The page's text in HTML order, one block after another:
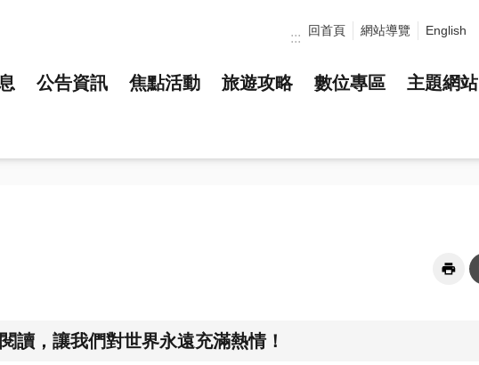
::: 回首頁 網站導覽 English
公告資訊 焦點活動 旅遊攻略 數位專區 主題網站
讀，讓我們對世界永遠充滿熱情！